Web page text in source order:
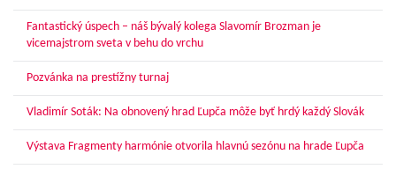
Fantastický úspech – náš bývalý kolega Slavomír Brozman je
vicemajstrom sveta v behu do vrchu
Pozvánka na prestížny turnaj
Vladimír Soták: Na obnovený hrad Ľupča môže byť hrdý každý Slovák
Výstava Fragmenty harmónie otvorila hlavnú sezónu na hrade Ľupča